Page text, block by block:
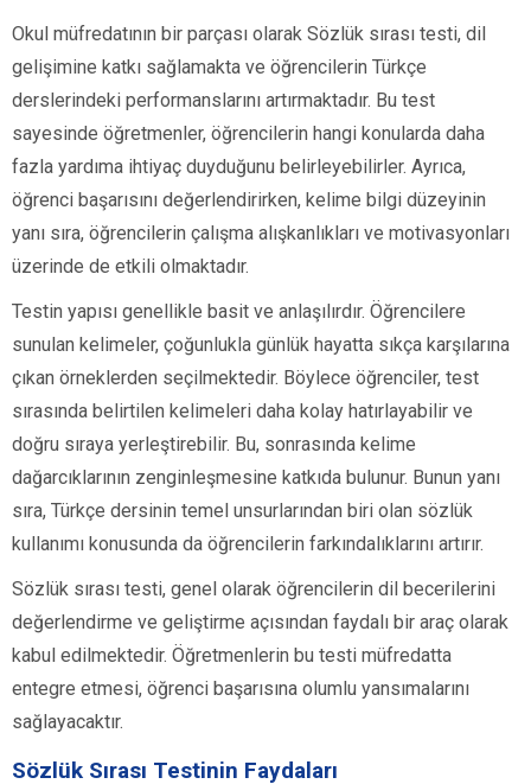
Okul müfredatının bir parçası olarak Sözlük sırası testi, dil
gelişimine katkı sağlamakta ve öğrencilerin Türkçe
derslerindeki performanslarını artırmaktadır. Bu test
sayesinde öğretmenler, öğrencilerin hangi konularda daha
fazla yardıma ihtiyaç duyduğunu belirleyebilirler. Ayrıca,
öğrenci başarısını değerlendirirken, kelime bilgi düzeyinin
yanı sıra, öğrencilerin çalışma alışkanlıkları ve motivasyonları
üzerinde de etkili olmaktadır.
Testin yapısı genellikle basit ve anlaşılırdır. Öğrencilere
sunulan kelimeler, çoğunlukla günlük hayatta sıkça karşılarına
çıkan örneklerden seçilmektedir. Böylece öğrenciler, test
sırasında belirtilen kelimeleri daha kolay hatırlayabilir ve
doğru sıraya yerleştirebilir. Bu, sonrasında kelime
dağarcıklarının zenginleşmesine katkıda bulunur. Bunun yanı
sıra, Türkçe dersinin temel unsurlarından biri olan sözlük
kullanımı konusunda da öğrencilerin farkındalıklarını artırır.
Sözlük sırası testi, genel olarak öğrencilerin dil becerilerini
değerlendirme ve geliştirme açısından faydalı bir araç olarak
kabul edilmektedir. Öğretmenlerin bu testi müfredatta
entegre etmesi, öğrenci başarısına olumlu yansımalarını
sağlayacaktır.
Sözlük Sırası Testinin Faydaları